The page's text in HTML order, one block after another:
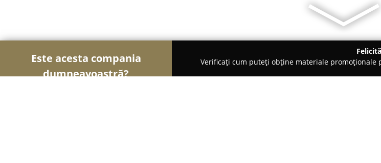
Este acesta compania
dumneavoastră?
Verificați cum puteți obține materiale promoționale